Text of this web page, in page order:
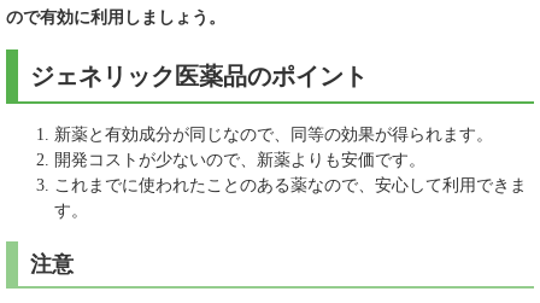
ので有効に利用しましょう。
ジェネリック医薬品のポイント
新薬と有効成分が同じなので、同等の効果が得られます。
開発コストが少ないので、新薬よりも安価です。
これまでに使われたことのある薬なので、安心して利用できま
す。
注意